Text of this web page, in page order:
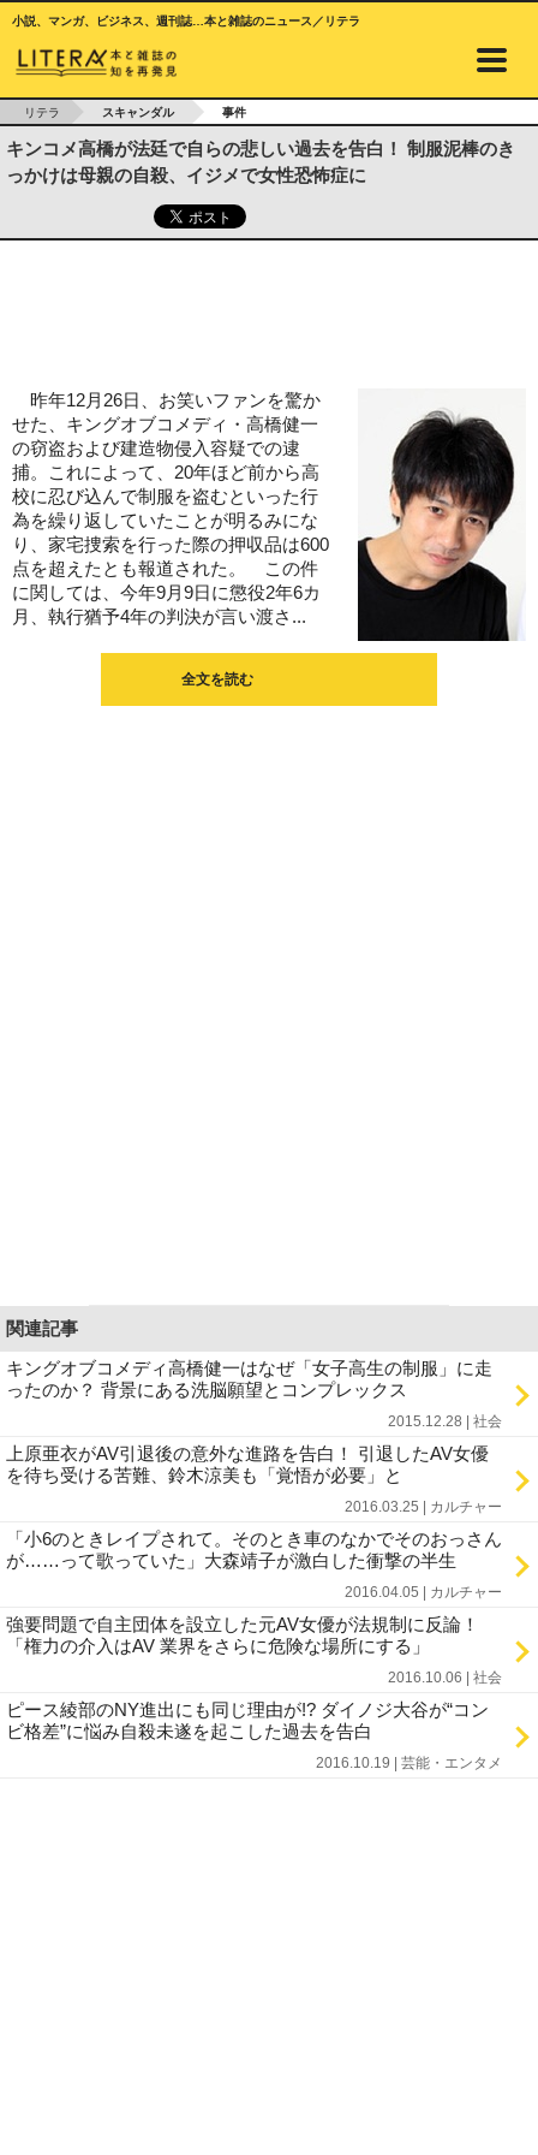
小説、マンガ、ビジネス、週刊誌…本と雑誌のニュース／リテラ
リテラ スキャンダル 事件
キンコメ高橋が法廷で自らの悲しい過去を告白！ 制服泥棒のき
っかけは母親の自殺、イジメで女性恐怖症に
昨年12月26日、お笑いファンを驚か
せた、キングオブコメディ・高橋健一
の窃盗および建造物侵入容疑での逮
捕。これによって、20年ほど前から高
校に忍び込んで制服を盗むといった行
為を繰り返していたことが明るみにな
り、家宅捜索を行った際の押収品は600
点を超えたとも報道された。 この件
に関しては、今年9月9日に懲役2年6カ
月、執行猶予4年の判決が言い渡さ...
全文を読む
関連記事
キングオブコメディ高橋健一はなぜ「女子高生の制服」に走
ったのか？ 背景にある洗脳願望とコンプレックス
2015.12.28 | 社会
上原亜衣がAV引退後の意外な進路を告白！ 引退したAV女優
を待ち受ける苦難、鈴木涼美も「覚悟が必要」と
2016.03.25 | カルチャー
「小6のときレイプされて。そのとき車のなかでそのおっさん
が……って歌っていた」大森靖子が激白した衝撃の半生
2016.04.05 | カルチャー
強要問題で自主団体を設立した元AV女優が法規制に反論！
「権力の介入はAV 業界をさらに危険な場所にする」
2016.10.06 | 社会
ピース綾部のNY進出にも同じ理由が!? ダイノジ大谷が“コン
ビ格差”に悩み自殺未遂を起こした過去を告白
2016.10.19 | 芸能・エンタメ